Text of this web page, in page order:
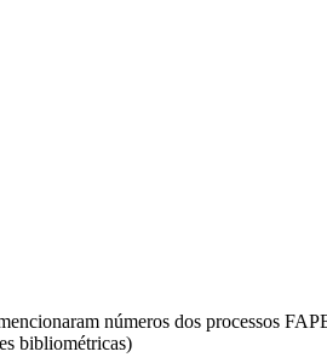
números dos processos
bibliométricas)